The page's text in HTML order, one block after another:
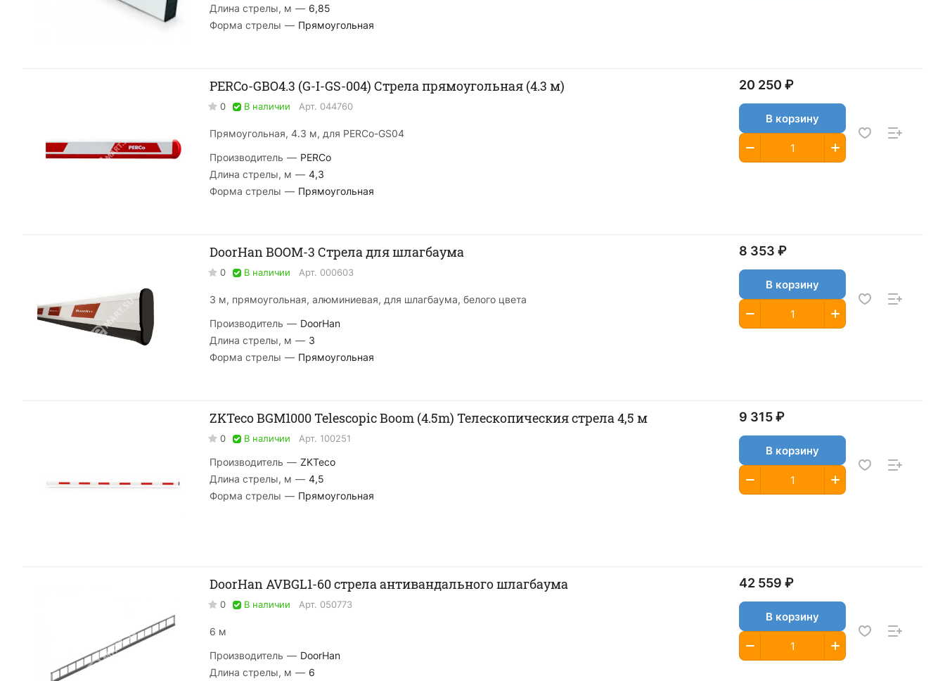
Длина стрелы, м — 6,85
Форма стрелы — Прямоугольная
PERCo-GBO4.3 (G-I-GS-004) Стрела прямоугольная (4.3 м)
0 В наличии Арт. 044760
Прямоугольная, 4.3 м, для PERCo-GS04
Производитель — PERCo
Длина стрелы, м — 4,3
Форма стрелы — Прямоугольная
20 250 ₽
В корзину
DoorHan BOOM-3 Стрела для шлагбаума
0 В наличии Арт. 000603
3 м, прямоугольная, алюминиевая, для шлагбаума, белого цвета
Производитель — DoorHan
Длина стрелы, м — 3
Форма стрелы — Прямоугольная
8 353 ₽
В корзину
ZKTeco BGM1000 Telescopic Boom (4.5m) Телескопическия стрела 4,5 м
0 В наличии Арт. 100251
Производитель — ZKTeco
Длина стрелы, м — 4,5
Форма стрелы — Прямоугольная
9 315 ₽
В корзину
DoorHan AVBGL1-60 стрела антивандального шлагбаума
0 В наличии Арт. 050773
6 м
Производитель — DoorHan
Длина стрелы, м — 6
42 559 ₽
В корзину